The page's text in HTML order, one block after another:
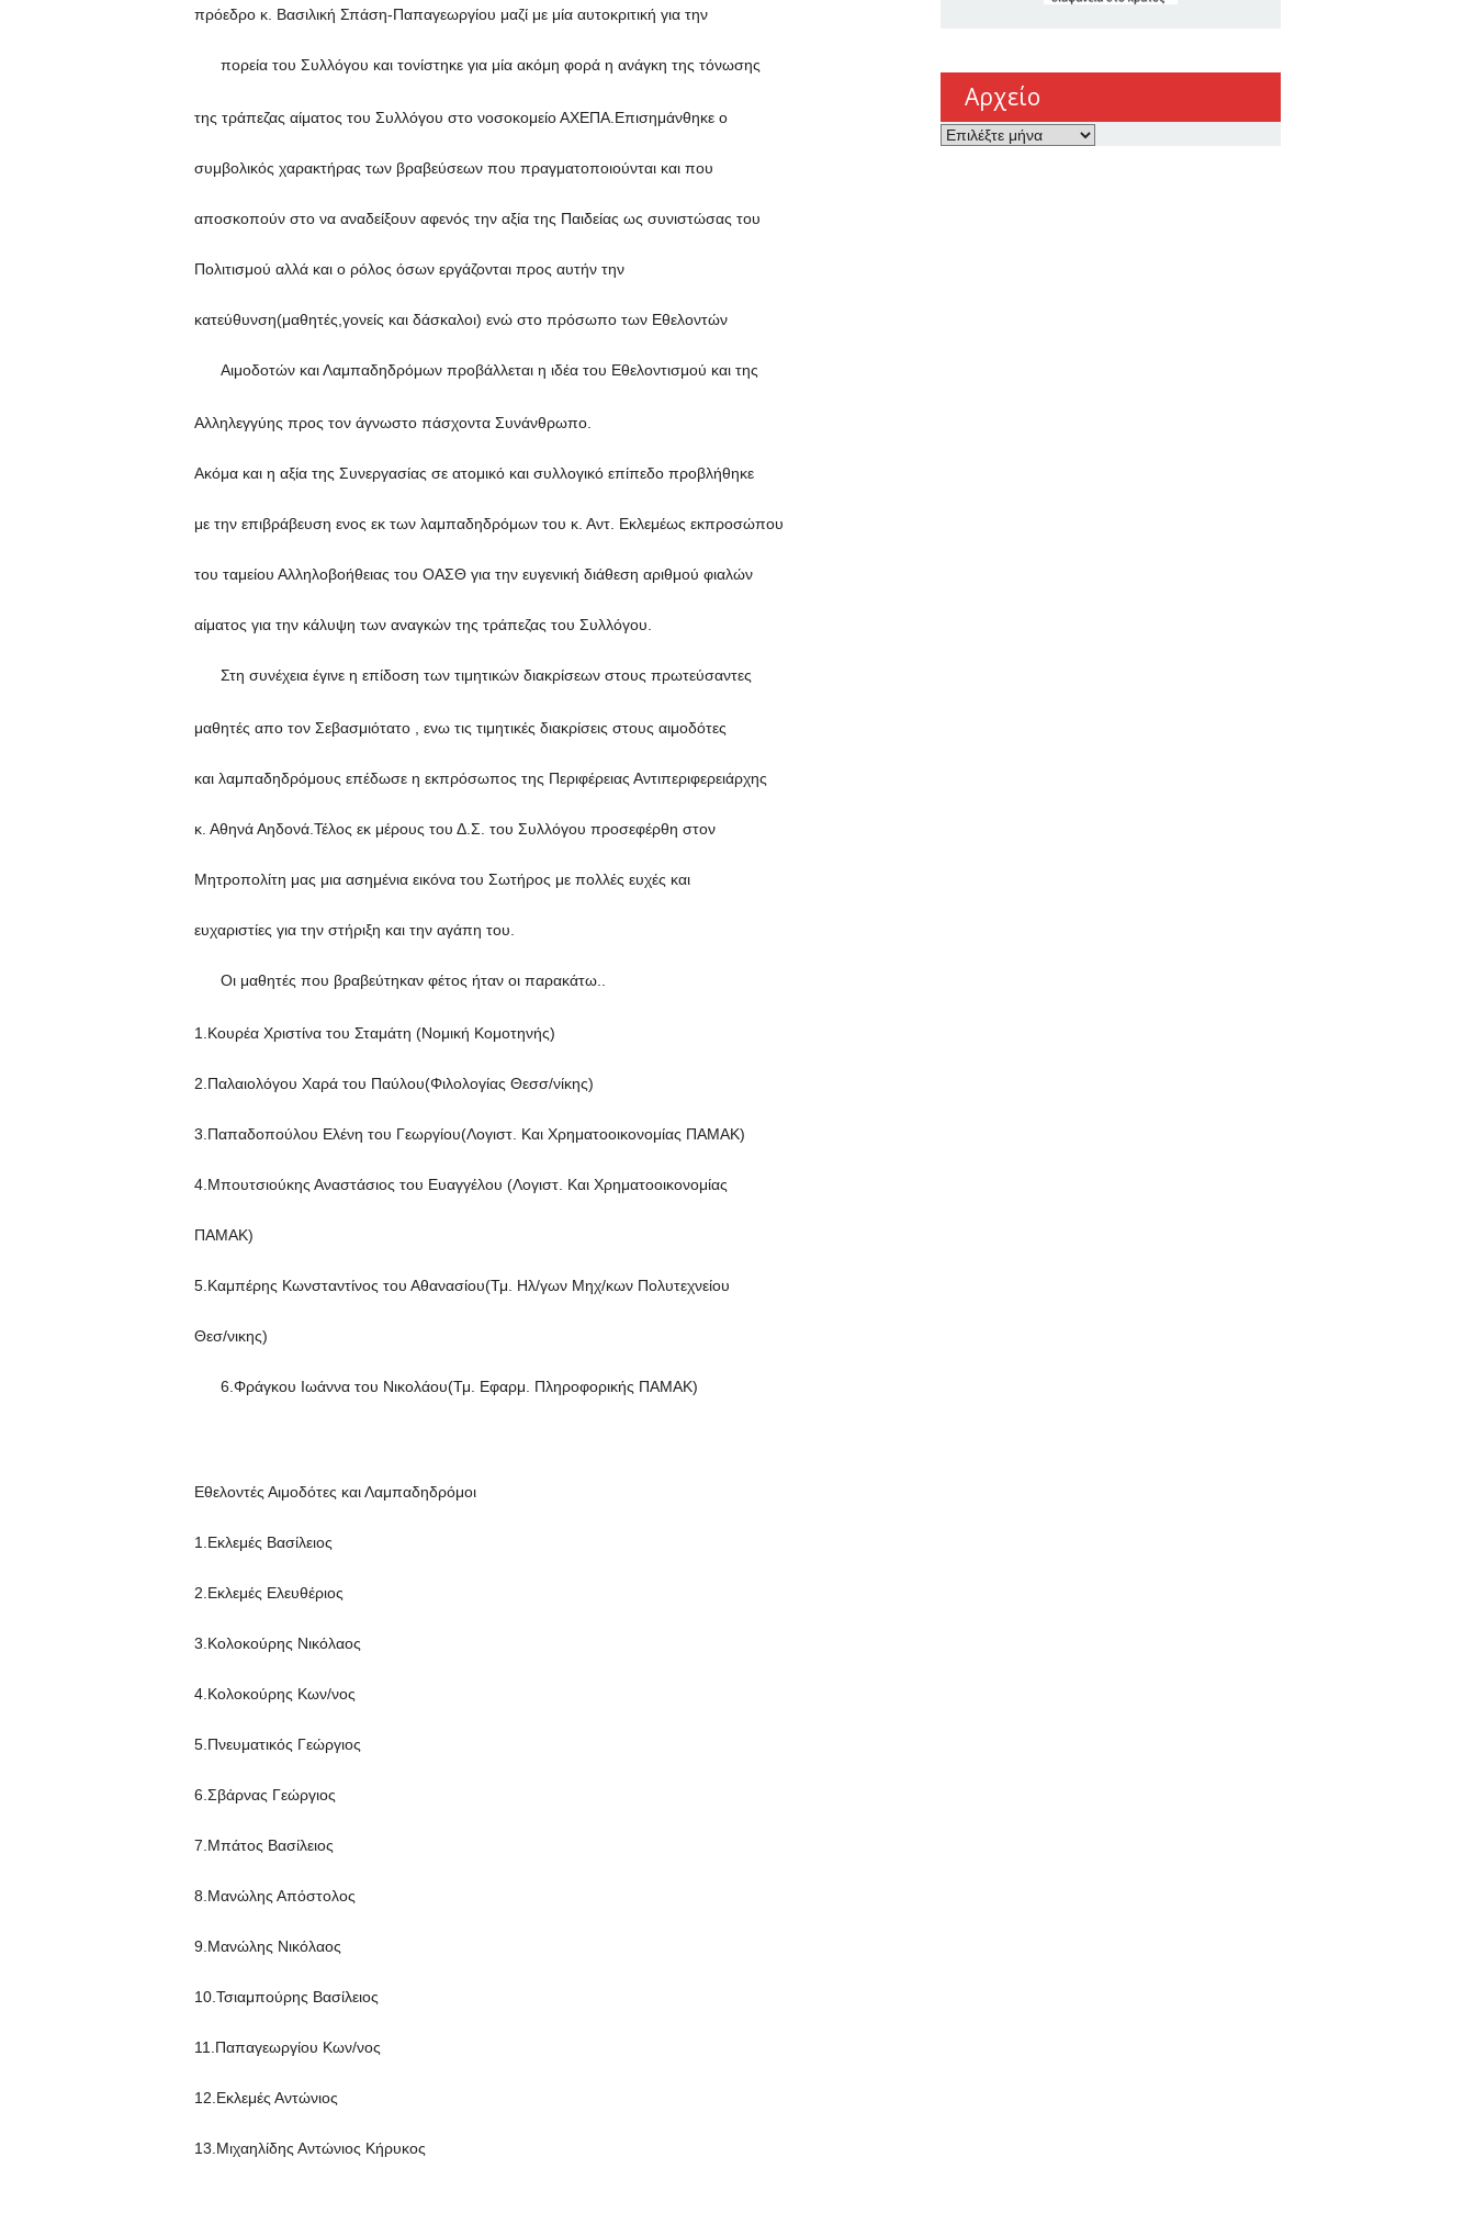
πρόεδρο κ. Βασιλική Σπάση-Παπαγεωργίου μαζί με μία αυτοκριτική για την
πορεία του Συλλόγου και τονίστηκε για μία ακόμη φορά η ανάγκη της τόνωσης
της τράπεζας αίματος του Συλλόγου στο νοσοκομείο ΑΧΕΠΑ.Επισημάνθηκε ο
συμβολικός χαρακτήρας των βραβεύσεων που πραγματοποιούνται και που
αποσκοπούν στο να αναδείξουν αφενός την αξία της Παιδείας ως συνιστώσας του
Πολιτισμού αλλά και ο ρόλος όσων εργάζονται προς αυτήν την
κατεύθυνση(μαθητές,γονείς και δάσκαλοι) ενώ στο πρόσωπο των Εθελοντών
Αιμοδοτών και Λαμπαδηδρόμων προβάλλεται η ιδέα του Εθελοντισμού και της
Αλληλεγγύης προς τον άγνωστο πάσχοντα Συνάνθρωπο.
Ακόμα και η αξία της Συνεργασίας σε ατομικό και συλλογικό επίπεδο προβλήθηκε
με την επιβράβευση ενος εκ των λαμπαδηδρόμων του κ. Αντ. Εκλεμέως εκπροσώπου
του ταμείου Αλληλοβοήθειας του ΟΑΣΘ για την ευγενική διάθεση αριθμού φιαλών
αίματος για την κάλυψη των αναγκών της τράπεζας του Συλλόγου.
Στη συνέχεια έγινε η επίδοση των τιμητικών διακρίσεων στους πρωτεύσαντες
μαθητές απο τον Σεβασμιότατο , ενω τις τιμητικές διακρίσεις στους αιμοδότες
και λαμπαδηδρόμους επέδωσε η εκπρόσωπος της Περιφέρειας Αντιπεριφερειάρχης
κ. Αθηνά Αηδονά.Τέλος εκ μέρους του Δ.Σ. του Συλλόγου προσεφέρθη στον
Μητροπολίτη μας μια ασημένια εικόνα του Σωτήρος με πολλές ευχές και
ευχαριστίες για την στήριξη και την αγάπη του.
Οι μαθητές που βραβεύτηκαν φέτος ήταν οι παρακάτω..
1.Κουρέα Χριστίνα του Σταμάτη (Νομική Κομοτηνής)
2.Παλαιολόγου Χαρά του Παύλου(Φιλολογίας Θεσσ/νίκης)
3.Παπαδοπούλου Ελένη του Γεωργίου(Λογιστ. Και Χρηματοοικονομίας ΠΑΜΑΚ)
4.Μπουτσιούκης Αναστάσιος του Ευαγγέλου (Λογιστ. Και Χρηματοοικονομίας
ΠΑΜΑΚ)
5.Καμπέρης Κωνσταντίνος του Αθανασίου(Τμ. Ηλ/γων Μηχ/κων Πολυτεχνείου
Θεσ/νικης)
6.Φράγκου Ιωάννα του Νικολάου(Τμ. Εφαρμ. Πληροφορικής ΠΑΜΑΚ)
Εθελοντές Αιμοδότες και Λαμπαδηδρόμοι
1.Εκλεμές Βασίλειος
2.Εκλεμές Ελευθέριος
3.Κολοκούρης Νικόλαος
4.Κολοκούρης Κων/νος
5.Πνευματικός Γεώργιος
6.Σβάρνας Γεώργιος
7.Μπάτος Βασίλειος
8.Μανώλης Απόστολος
9.Μανώλης Νικόλαος
10.Τσιαμπούρης Βασίλειος
11.Παπαγεωργίου Κων/νος
12.Εκλεμές Αντώνιος
13.Μιχαηλίδης Αντώνιος Κήρυκος
Αρχείο
Αρχείο